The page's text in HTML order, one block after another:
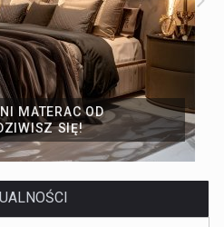
MATERAC OD
SIĘ!